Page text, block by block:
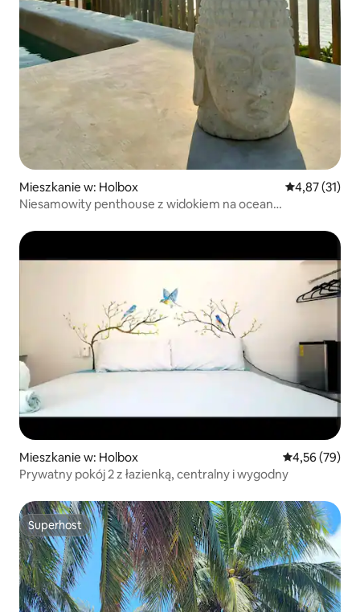
Mieszkanie w: Holbox Średnia
4,87 (31)
Niesamowity penthouse z widokiem na ocean
Mieszkanie w: Holbox Średnia
4,56 (79)
Prywatny pokój 2 z łazienką, centralny i wygodny
Superhost
Superhost